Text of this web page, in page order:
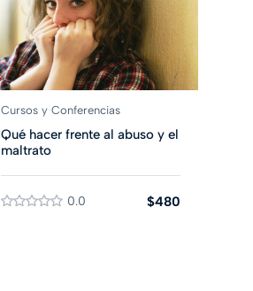
Cursos y Conferencias
Qué hacer frente al abuso y el
maltrato
0.0 $480